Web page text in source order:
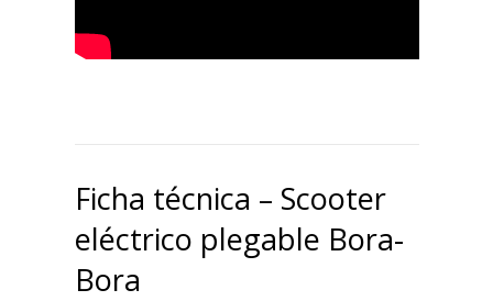
Ficha técnica – Scooter
eléctrico plegable Bora-
Bora